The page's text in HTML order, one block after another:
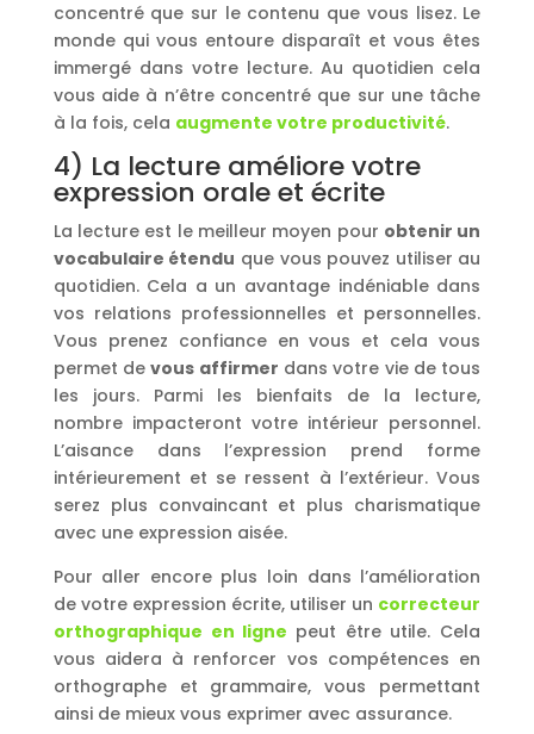
concentré que sur le contenu que vous lisez. Le
monde qui vous entoure disparaît et vous êtes
immergé dans votre lecture. Au quotidien cela
vous aide à n’être concentré que sur une tâche
à la fois, cela augmente votre productivité.
4) La lecture améliore votre
expression orale et écrite
La lecture est le meilleur moyen pour obtenir un
vocabulaire étendu que vous pouvez utiliser au
quotidien. Cela a un avantage indéniable dans
vos relations professionnelles et personnelles.
Vous prenez confiance en vous et cela vous
permet devous affirmer dans votre vie de tous
les jours. Parmi les bienfaits de la lecture,
nombre impacteront votre intérieur personnel.
L’aisance dans l’expression prend forme
intérieurement et se ressent à l’extérieur. Vous
serez plus convaincant et plus charismatique
avec une expression aisée.
Pour aller encore plus loin dans l’amélioration
de votre expression écrite, utiliser un correcteur
orthographique en ligne peut être utile. Cela
vous aidera à renforcer vos compétences en
orthographe et grammaire, vous permettant
ainsi de mieux vous exprimer avec assurance.